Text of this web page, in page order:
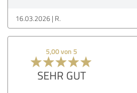
16.03.2026 R.
5,00 von 5
SEHR GUT